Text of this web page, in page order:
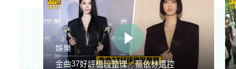
娛樂
金曲37好評橋段整理／蔡依林遭控